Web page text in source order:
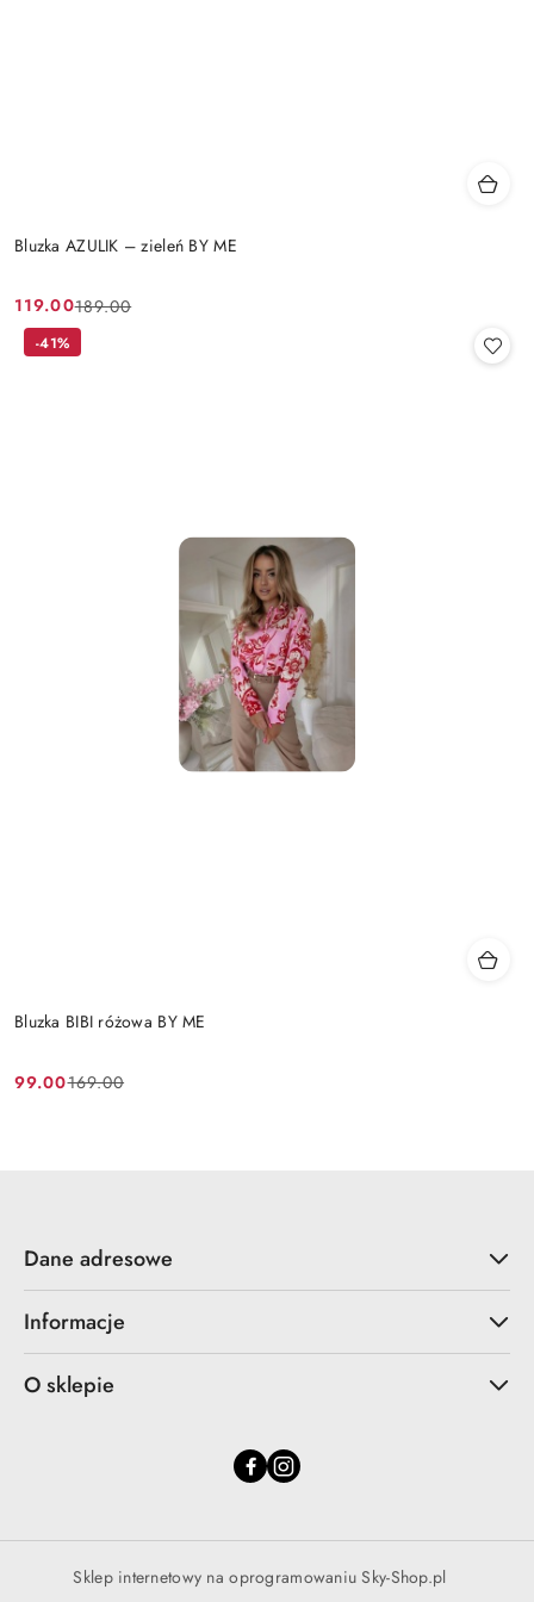
Bluzka AZULIK – zieleń BY ME
Cena
promocyjna:
119.00
Cena
przed
189.00
Bluzka BIBI różowa BY ME
Cena
99.00
Cena
169.00
-41%
Dane adresowe
Informacje
O sklepie
Sklep internetowy na oprogramowaniu Sky-Shop.pl